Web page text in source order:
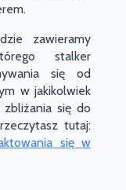
zawieramy
stalker
się od
w jakikolwiek
się do
tutaj:
się w